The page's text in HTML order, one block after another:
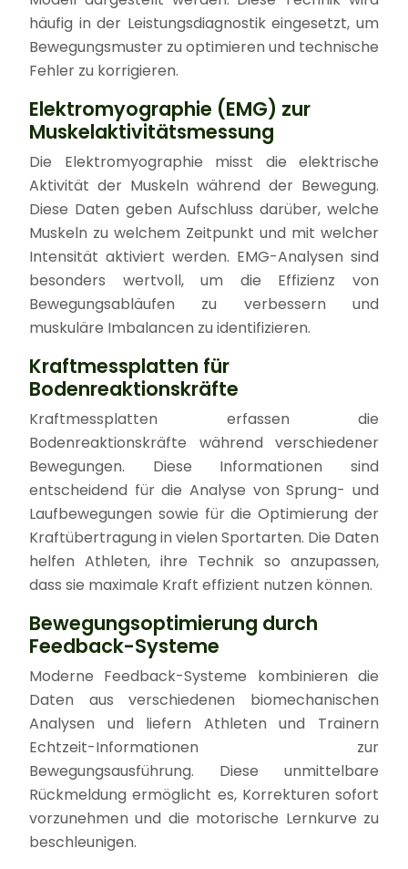
häufig in der Leistungsdiagnostik eingesetzt, um
Bewegungsmuster zu optimieren und technische
Fehler zu korrigieren.
Elektromyographie (EMG) zur
Muskelaktivitätsmessung
Die Elektromyographie misst die elektrische
Aktivität der Muskeln während der Bewegung.
Diese Daten geben Aufschluss darüber, welche
Muskeln zu welchem Zeitpunkt und mit welcher
Intensität aktiviert werden. EMG-Analysen sind
besonders wertvoll, um die Effizienz von
Bewegungsabläufen zu verbessern und
muskuläre Imbalancen zu identifizieren.
Kraftmessplatten für
Bodenreaktionskräfte
Kraftmessplatten erfassen die
Bodenreaktionskräfte während verschiedener
Bewegungen. Diese Informationen sind
entscheidend für die Analyse von Sprung- und
Laufbewegungen sowie für die Optimierung der
Kraftübertragung in vielen Sportarten. Die Daten
helfen Athleten, ihre Technik so anzupassen,
dass sie maximale Kraft effizient nutzen können.
Bewegungsoptimierung durch
Feedback-Systeme
Moderne Feedback-Systeme kombinieren die
Daten aus verschiedenen biomechanischen
Analysen und liefern Athleten und Trainern
Echtzeit-Informationen zur
Bewegungsausführung. Diese unmittelbare
Rückmeldung ermöglicht es, Korrekturen sofort
vorzunehmen und die motorische Lernkurve zu
beschleunigen.